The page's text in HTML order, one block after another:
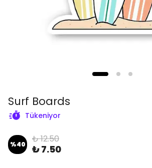
Surf Boards
Tükeniyor
%40 ₺ 12.50
₺ 7.50